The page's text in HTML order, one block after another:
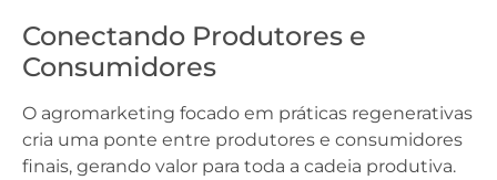
Conectando Produtores e
Consumidores
O agromarketing focado em práticas regenerativas
cria uma ponte entre produtores e consumidores
finais, gerando valor para toda a cadeia produtiva.